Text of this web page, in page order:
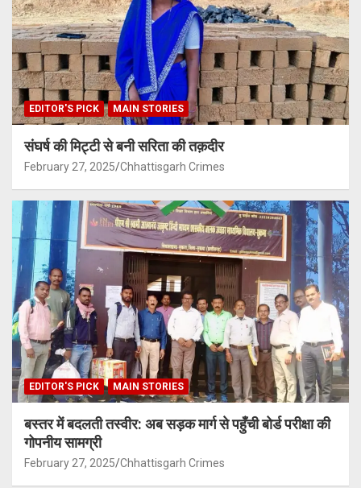
EDITOR'S PICK MAIN STORIES
संघर्ष की मिट्टी से बनी सरिता की तक़दीर
February 27, 2025 Chhattisgarh Crimes
EDITOR'S PICK MAIN STORIES
बस्तर में बदलती तस्वीर: अब सड़क मार्ग से पहुँची बोर्ड परीक्षा की
गोपनीय सामग्री
February 27, 2025 Chhattisgarh Crimes